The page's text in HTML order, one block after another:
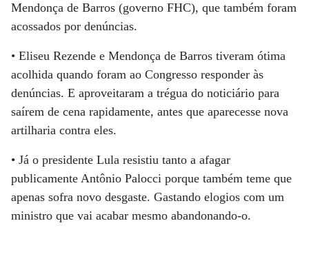
Mendonça de Barros (governo FHC), que também foram
acossados por denúncias.
• Eliseu Rezende e Mendonça de Barros tiveram ótima
acolhida quando foram ao Congresso responder às
denúncias. E aproveitaram a trégua do noticiário para
saírem de cena rapidamente, antes que aparecesse nova
artilharia contra eles.
• Já o presidente Lula resistiu tanto a afagar
publicamente Antônio Palocci porque também teme que
apenas sofra novo desgaste. Gastando elogios com um
ministro que vai acabar mesmo abandonando-o.